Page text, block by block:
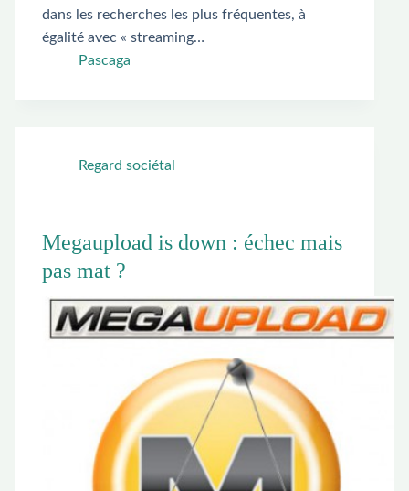
dans les recherches les plus fréquentes, à
égalité avec « streaming…
Pascaga
Regard sociétal
Megaupload is down : échec mais
pas mat ?